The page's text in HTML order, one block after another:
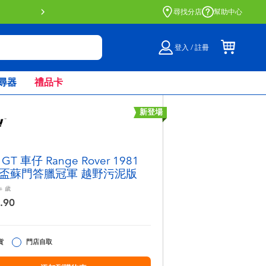
門店自取服務 網上購買並在店內
尋找分店 幫助中心
登入 / 註冊
器 禮品卡
新登場
車仔 Range Rover 1981
蘇門答臘冠軍 越野污泥版
歲
門店自取